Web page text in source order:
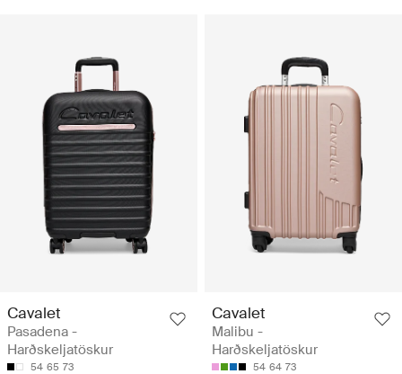
Cavalet
Pasadena -
Harðskeljatöskur
54 65 73
Cavalet
Malibu -
Harðskeljatöskur
54 64 73